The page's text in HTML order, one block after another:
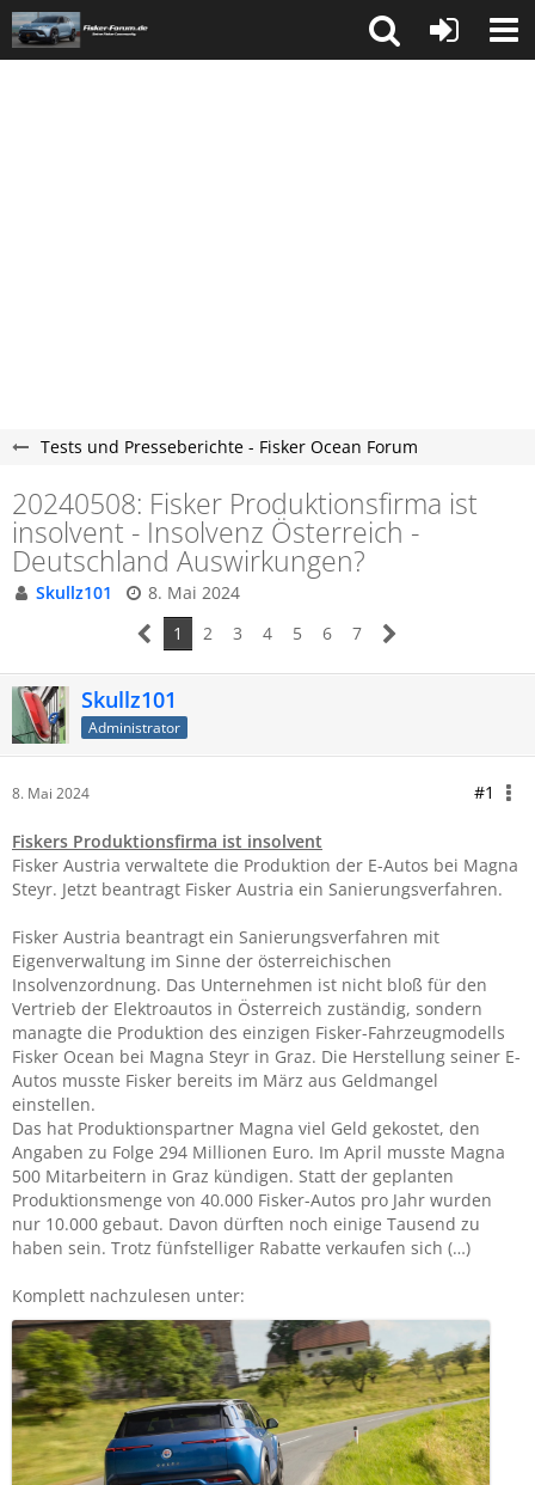
Tests und Presseberichte - Fisker Ocean Forum
20240508: Fisker Produktionsfirma ist
insolvent - Insolvenz Österreich -
Deutschland Auswirkungen?
Skullz101
8. Mai 2024
1
2 3 4 5 6 7
Skullz101
Administrator
8. Mai 2024 #1
Fiskers Produktionsfirma ist insolvent
Fisker Austria verwaltete die Produktion der E-Autos bei Magna
Steyr. Jetzt beantragt Fisker Austria ein Sanierungsverfahren.
Fisker Austria beantragt ein Sanierungsverfahren mit
Eigenverwaltung im Sinne der österreichischen
Insolvenzordnung. Das Unternehmen ist nicht bloß für den
Vertrieb der Elektroautos in Österreich zuständig, sondern
managte die Produktion des einzigen Fisker-Fahrzeugmodells
Fisker Ocean bei Magna Steyr in Graz. Die Herstellung seiner E-
Autos musste Fisker bereits im März aus Geldmangel
einstellen.
Das hat Produktionspartner Magna viel Geld gekostet, den
Angaben zu Folge 294 Millionen Euro. Im April musste Magna
500 Mitarbeitern in Graz kündigen. Statt der geplanten
Produktionsmenge von 40.000 Fisker-Autos pro Jahr wurden
nur 10.000 gebaut. Davon dürften noch einige Tausend zu
haben sein. Trotz fünfstelliger Rabatte verkaufen sich (…)
Komplett nachzulesen unter: